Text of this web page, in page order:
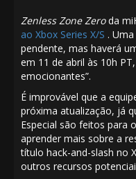
Zenless Zone Zeroda
ao Xbox Series X/S .
pendente, mas haverá
em 11 de abril às 10h
emocionantes”.
É improvável que a
próxima atualização, já
Especial são feitos para
aprender mais sobre a
título hack-and-slash no
outros recursos